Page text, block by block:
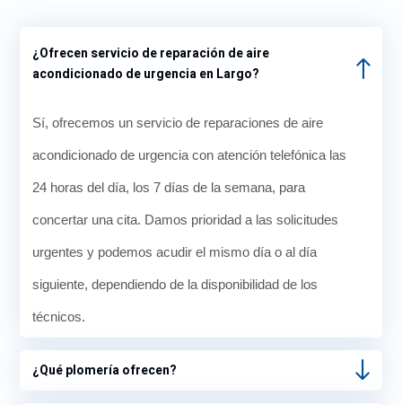
¿Ofrecen servicio de reparación de aire
acondicionado de urgencia en Largo?
Sí, ofrecemos un servicio de reparaciones de aire
acondicionado de urgencia con atención telefónica las
24 horas del día, los 7 días de la semana, para
concertar una cita. Damos prioridad a las solicitudes
urgentes y podemos acudir el mismo día o al día
siguiente, dependiendo de la disponibilidad de los
técnicos.
¿Qué plomería ofrecen?